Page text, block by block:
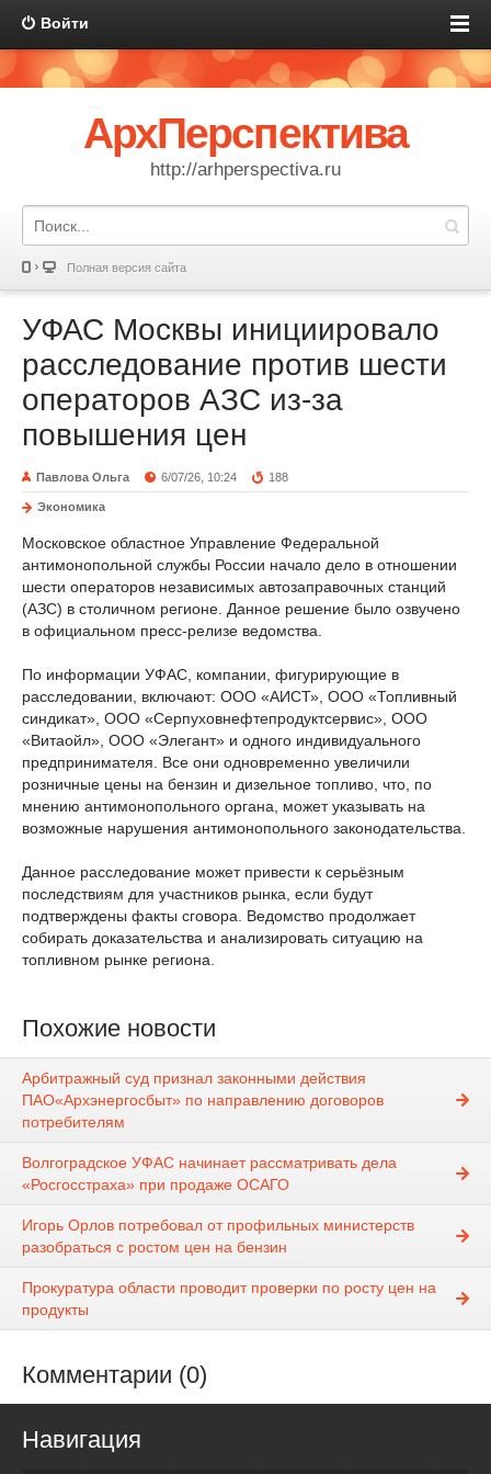
Войти
АрхПерспектива
http://arhperspectiva.ru
Полная версия сайта
УФАС Москвы инициировало
расследование против шести
операторов АЗС из-за
повышения цен
Павлова Ольга 6/07/26, 10:24 188
Экономика
Московское областное Управление Федеральной
антимонопольной службы России начало дело в отношении
шести операторов независимых автозаправочных станций
(АЗС) в столичном регионе. Данное решение было озвучено
в официальном пресс-релизе ведомства.
По информации УФАС, компании, фигурирующие в
расследовании, включают: ООО «АИСТ», ООО «Топливный
синдикат», ООО «Серпуховнефтепродуктсервис», ООО
«Витаойл», ООО «Элегант» и одного индивидуального
предпринимателя. Все они одновременно увеличили
розничные цены на бензин и дизельное топливо, что, по
мнению антимонопольного органа, может указывать на
возможные нарушения антимонопольного законодательства.
Данное расследование может привести к серьёзным
последствиям для участников рынка, если будут
подтверждены факты сговора. Ведомство продолжает
собирать доказательства и анализировать ситуацию на
топливном рынке региона.
Похожие новости
Арбитражный суд признал законными действия
ПАО«Архэнергосбыт» по направлению договоров
потребителям
Волгоградское УФАС начинает рассматривать дела
«Росгосстраха» при продаже ОСАГО
Игорь Орлов потребовал от профильных министерств
разобраться с ростом цен на бензин
Прокуратура области проводит проверки по росту цен на
продукты
Комментарии (0)
Навигация